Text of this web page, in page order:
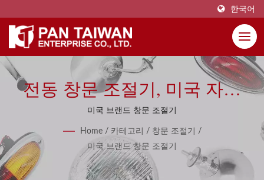
한국어
전동 창문 조절기, 미국 자동
차용 수동 창문 조절기
미국 브랜드 창문 조절기
Home / 카테고리 / 창문 조절기
/
미국 브랜드 창문 조절기